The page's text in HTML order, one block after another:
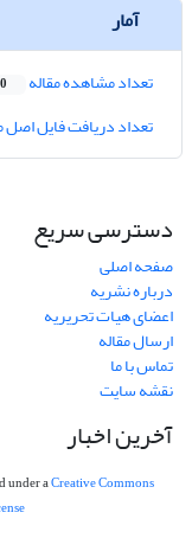
آمار
تعداد مشاهده مقاله
تعداد دریافت فایل اصل
دسترسی سریع
صفحه اصلی
درباره نشریه
اعضای هیات تحریریه
ارسال مقاله
تماس با ما
نقشه سایت
آخرین اخبار
under aCreative Commons